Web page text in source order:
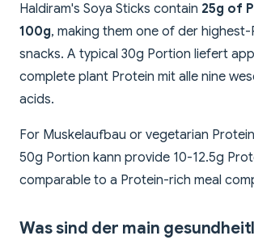
Haldiram's Soya Sticks contain 25g of
100g, making them one of der
snacks. A typical 30g Portion liefert
complete plant Protein mit alle nine
acids.
For Muskelaufbau or vegetarian
50g Portion kann provide 10-12.5g
comparable to a Protein-rich meal
Was sind der main